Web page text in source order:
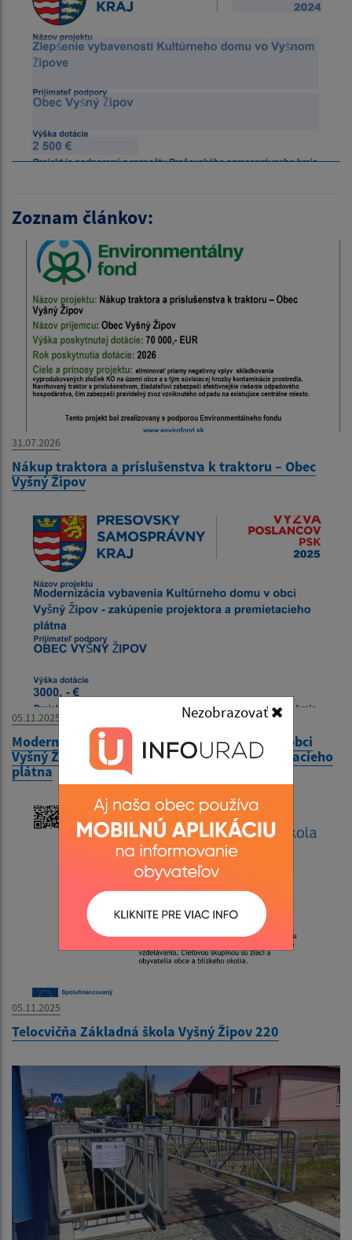
Nezobrazovať
Zoznam článkov:
31.07.2026
Nákup traktora a príslušenstva k traktoru – Obec
Vyšný Žipov
05.11.2025
Modernizácia vybavenia Kultúrneho domu v obci
Vyšný Žipov - zakúpenie projektora a premietacieho
plátna
05.11.2025
Telocvičňa Základná škola Vyšný Žipov 220